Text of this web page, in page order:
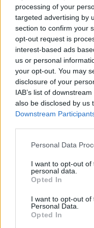
processing of your
targeted advertising by
section to confirm your
opt-out request is
interest-based ads
us or personal
your opt-out. You may
disclosure of your
IAB’s list of
also be disclosed by us
Downstream
Personal Data
I want to opt-out
personal data.
Opted In
I want to opt-out of
Personal Data.
Opted In
genetiškai
Žinios | Lietuvos diena
Sunkiai sergantiems
galimybę gauti ne
Žinios Lietuvos diena
neišgyvena: ragina
Žinios | Lietuvos diena